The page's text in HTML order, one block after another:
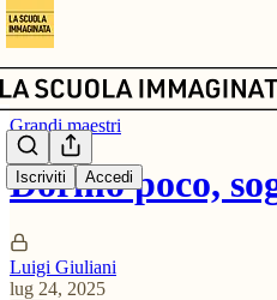
Iscriviti Accedi
Grandi maestri
Dormo poco,
Luigi Giuliani
lug 24, 2025